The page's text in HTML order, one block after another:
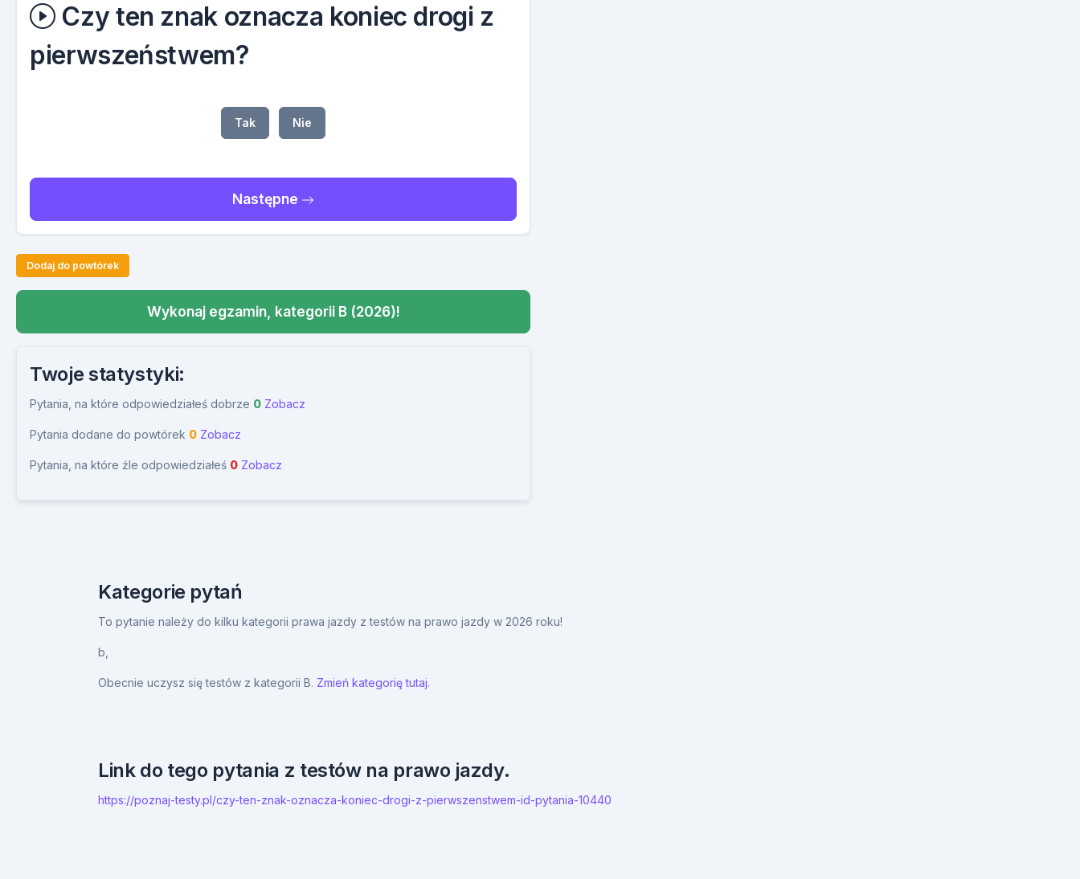
Czy ten znak oznacza koniec drogi z
pierwszeństwem?
Tak Nie
Następne
Dodaj do powtórek
Wykonaj egzamin, kategorii B (2026)!
Twoje statystyki:
Pytania, na które odpowiedziałeś dobrze 0 Zobacz
Pytania dodane do powtórek 0 Zobacz
Pytania, na które źle odpowiedziałeś 0 Zobacz
Kategorie pytań
To pytanie należy do kilku kategorii prawa jazdy z testów na prawo jazdy w 2026 roku!
b,
Obecnie uczysz się testów z kategorii B. Zmień kategorię tutaj.
Link do tego pytania z testów na prawo jazdy.
https://poznaj-testy.pl/czy-ten-znak-oznacza-koniec-drogi-z-pierwszenstwem-id-pytania-10440